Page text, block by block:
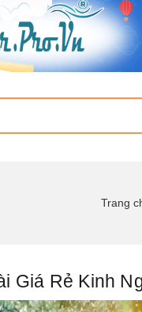
Trang
Giá Rẻ Kinh